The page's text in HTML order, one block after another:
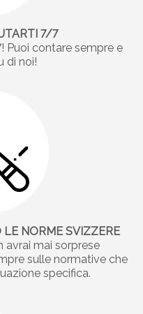
7/7
Puoi contare sempre e
di noi!
NORME SVIZZERE
avrai mai sorprese
sulle normative che
specifica.